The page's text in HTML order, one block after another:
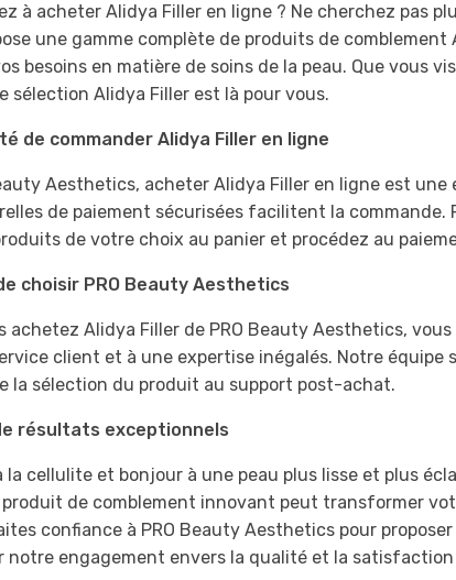
à acheter Alidya Filler en ligne ? Ne cherchez pas
une gamme complète de produits de
besoins en matière de soins de la peau. Que vous
sélection Alidya Filler est là pour vous.
de commander Alidya Filler en ligne
Aesthetics, acheter Alidya Filler en ligne est
de paiement sécurisées facilitent la
de votre choix au panier et procédez au
choisir PRO Beauty Aesthetics
achetez Alidya Filler de PRO Beauty Aesthetics,
client et à une expertise inégalés. Notre équipe
la sélection du produit au support post-achat.
résultats exceptionnels
la cellulite et bonjour à une peau plus lisse et plus
produit de comblement innovant peut transformer
confiance à PRO Beauty Aesthetics pour
notre engagement envers la qualité et la